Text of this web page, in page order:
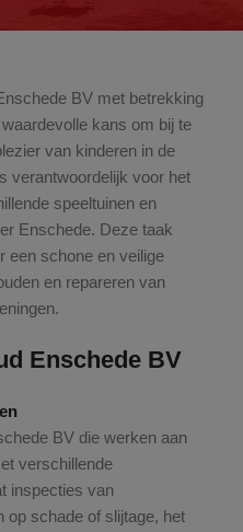
BV met betrekking
kans om bij te
van kinderen in de
verantwoordelijk voor het
speeltuinen en
Enschede. Deze taak
een schone en veilige
en repareren van
Enschede BV
BV die werken aan
verschillende
inspecties van
op schade of slijtage, het